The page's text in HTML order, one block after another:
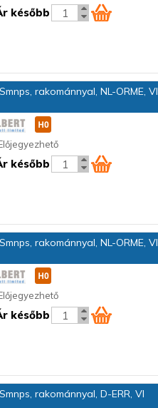
később
rakománnyal, NL-ORME, VI
később
rakománnyal, NL-ORME, VI
később
rakománnyal, D-ERR, VI